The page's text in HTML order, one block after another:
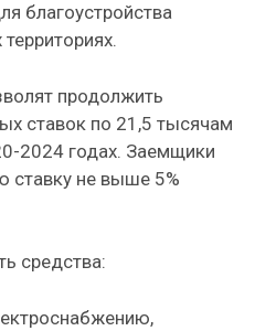
благоустройства
продолжить
ставок по 21,5 тысячам
2024 годах. Заемщики
ставку не выше 5%
средства: